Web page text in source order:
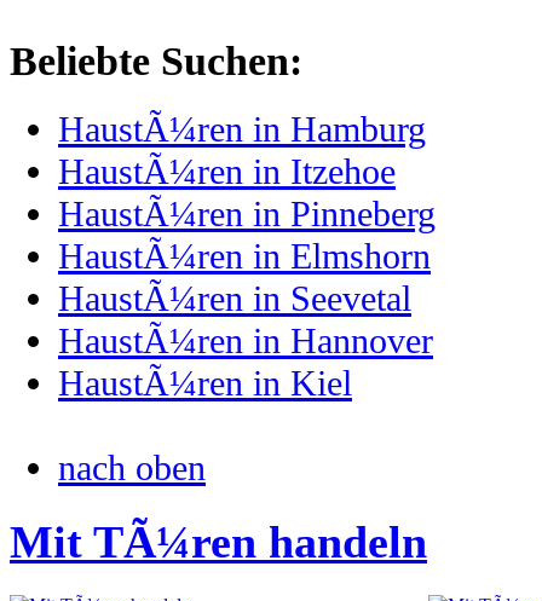
Beliebte Suchen:
HaustÃ¼ren in Hamburg
HaustÃ¼ren in Itzehoe
HaustÃ¼ren in Pinneberg
HaustÃ¼ren in Elmshorn
HaustÃ¼ren in Seevetal
HaustÃ¼ren in Hannover
HaustÃ¼ren in Kiel
nach oben
Mit TÃ¼ren handeln